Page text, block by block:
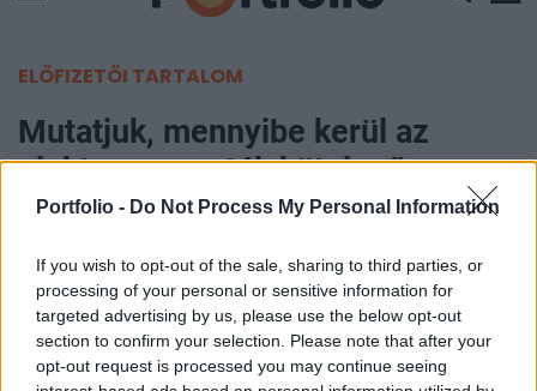
Portfolio - Do Not Process My Personal Information
If you wish to opt-out of the sale, sharing to third parties, or
processing of your personal or sensitive information for
targeted advertising by us, please use the below opt-out
section to confirm your selection. Please note that after your
opt-out request is processed you may continue seeing
ELŐFIZETŐI TARTALOM
Mutatjuk, mennyibe kerül az
elektromos autók kötelező
biztosítása és cascója
Portfolio
2025. június 17. 10:00
A tisztán elektromos autóknál a kötelező